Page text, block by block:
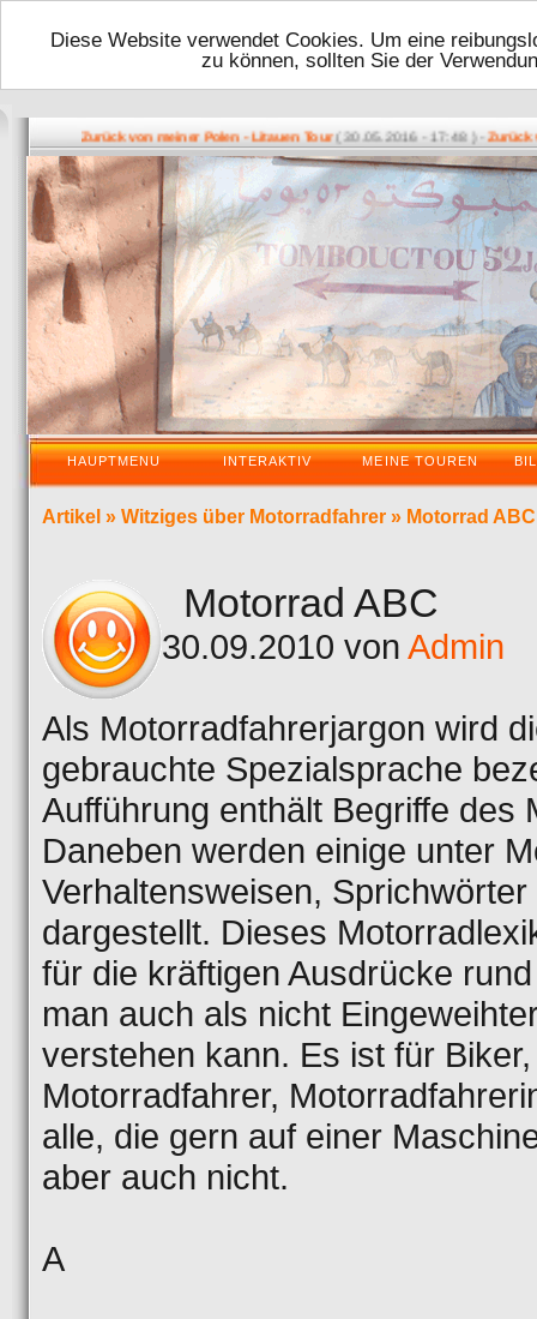
Diese Website verwendet Cookies. Um eine
zu können, sollten Sie der
Zurück von meiner Polen - Litauen Tour( 30.05.2016 - 17:48 ) -Zurück vom VDT
HAUPTMENU INTERAKTIV MEINE TOUREN
Artikel » Witziges über Motorradfahrer » Motorrad ABC
Motorrad ABC
30.09.2010 von Admin
Als Motorradfahrerjargon wird
gebrauchte Spezialsprache
Aufführung enthält Begriffe des
Daneben werden einige unter
Verhaltensweisen,
dargestellt. Dieses
für die kräftigen Ausdrücke
man auch als nicht
verstehen kann. Es ist für
Motorradfahrer,
alle, die gern auf einer
aber auch nicht.
A